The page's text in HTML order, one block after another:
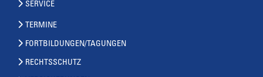
SERVICE
TERMINE
FORTBILDUNGEN/TAGUNGEN
RECHTSSCHUTZ